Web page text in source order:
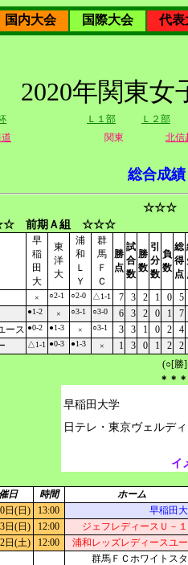
国内大会 国際大会
代表
2020年関東
Ｌ１部
Ｌ２部
関東 北信
総合成績
☆☆☆
前期Ａ組 ☆☆☆
早
稲
田
大
東
洋
大
浦
和
Ｌ
Ｙ
群
馬
Ｆ
Ｃ
勝
点
試
合
数
勝
数
引
分
数
負
数
総
得
点
× ○2-1 ○2-0 △1-1 7 3 2 1 0
5
●1-2 × ○3-1 ○3-0 6 3 2 0 1
7
ース ●0-2 ●1-3 × ○3-1 3 3 1 0 2
4
△1-1 ●0-3 ●1-3 × 1 3 0 1 2
2
(○[勝
＊＊
早稲田大学
イ
日 時間
ホーム
日(日) 13:00
早稲田
日(日) 12:00
ジェフレディースＵ－
日(土) 12:00
浦和レッズレディースユ
群馬ＦＣホワイトス